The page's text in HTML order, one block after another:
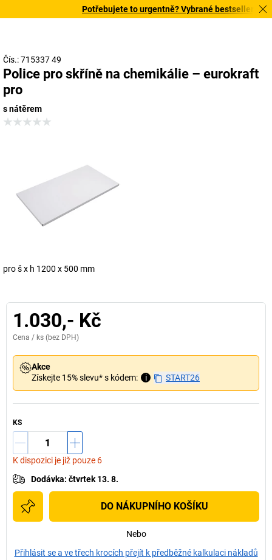
Potřebujete to urgentně? Vybrané bestsellery
Čís.: 715337 49
Police pro skříně na chemikálie – eurokraft
pro
s nátěrem
pro š x h 1200 x 500 mm
1.030,- Kč
Cena / ks (bez DPH)
Akce
Získejte 15% slevu* s kódem:
i START26
KS
K dispozici je již pouze 6
Dodávka: čtvrtek 13. 8.
DO NÁKUPNÍHO KOŠÍKU
Nebo
Přihlásit se a ve třech krocích přejít k předběžné kalkulaci nákladů